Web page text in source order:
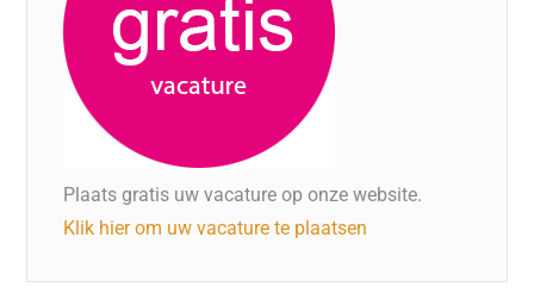
Plaats gratis uw vacature op onze website.
Klik hier om uw vacature te plaatsen